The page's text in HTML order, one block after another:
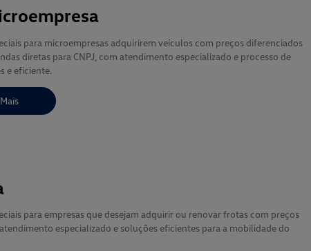
para microempresas adquirirem veículos com preços diferenciados
diretas para CNPJ, com atendimento especializado e processo de
e eficiente.
para empresas que desejam adquirir ou renovar frotas com preços
especializado e soluções eficientes para a mobilidade do